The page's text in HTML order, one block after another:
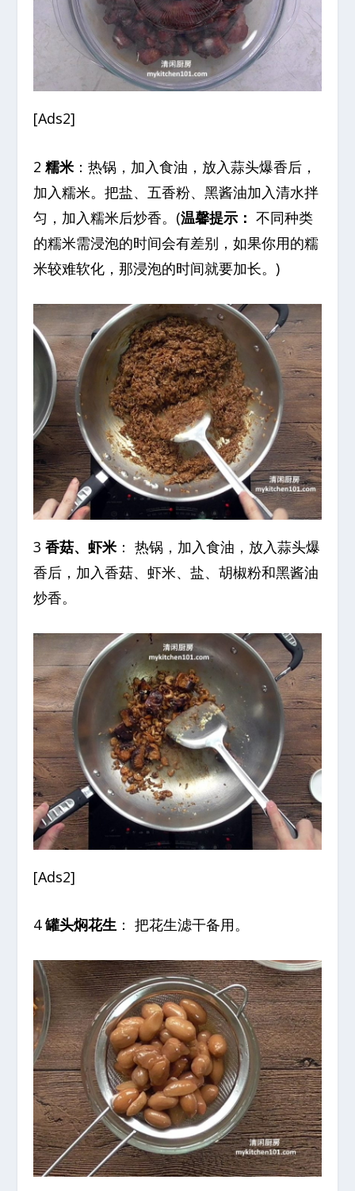
[Ads2]
2糯米：热锅，加入食油，放入蒜头爆香后，
加入糯米。把盐、五香粉、黑酱油加入清水拌
匀，加入糯米后炒香。(温馨提示：不同种类
的糯米需浸泡的时间会有差别，如果你用的糯
米较难软化，那浸泡的时间就要加长。)
3香菇、虾米： 热锅，加入食油，放入蒜头爆
香后，加入香菇、虾米、盐、胡椒粉和黑酱油
炒香。
[Ads2]
4罐头焖花生 ： 把花生滤干备用。